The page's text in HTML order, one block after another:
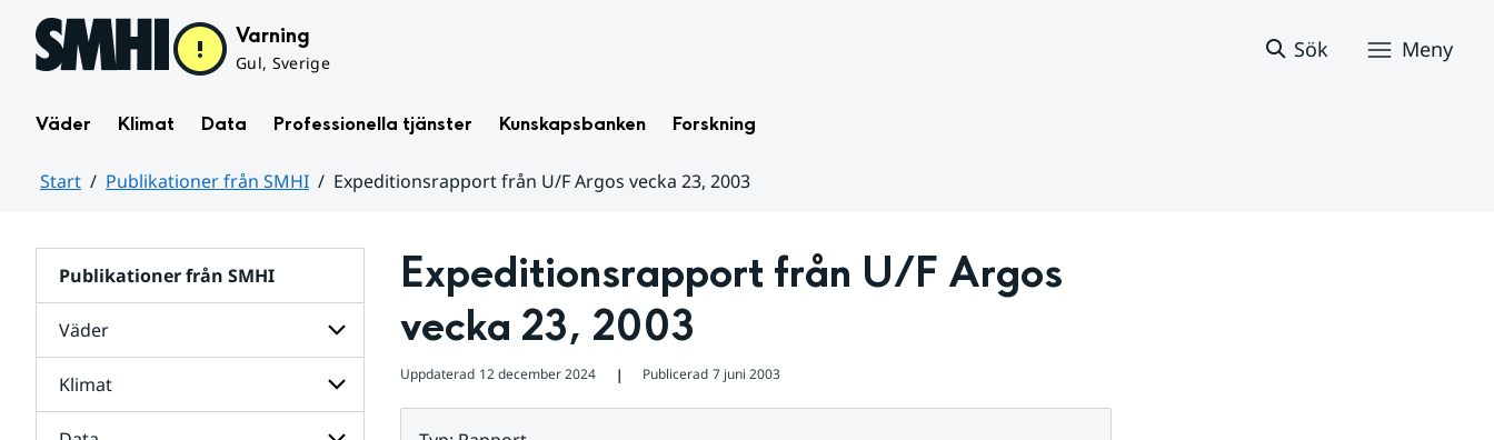
Hoppa till sidans innehåll Varning
Gul, Sverige
Sök Meny
Väder Klimat Data Professionella tjänster Kunskapsbanken Forskning
Start Publikationer från SMHI
Expeditionsrapport från U/F Argos vecka 23, 2003
Publikationer från SMHI
Väder
Undersidor
för
Väder
Klimat
Expeditionsrapport från U/F Argos
vecka 23, 2003
Uppdaterad 12 december 2024 ❘ Publicerad 7 juni 2003